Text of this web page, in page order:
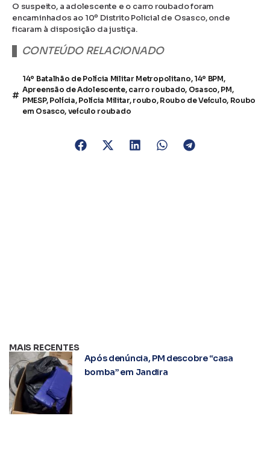
O suspeito, a adolescente e o carro roubado foram
encaminhados ao 10º Distrito Policial de Osasco, onde
ficaram à disposição da justiça.
CONTEÚDO RELACIONADO
14º Batalhão de Polícia Militar Metropolitano, 14º BPM,
Apreensão de Adolescente, carro roubado, Osasco, PM,
PMESP, Polícia, Polícia Militar, roubo, Roubo de Veículo, Roubo
em Osasco, veículo roubado
MAIS RECENTES
Após denúncia, PM descobre “casa
bomba” em Jandira